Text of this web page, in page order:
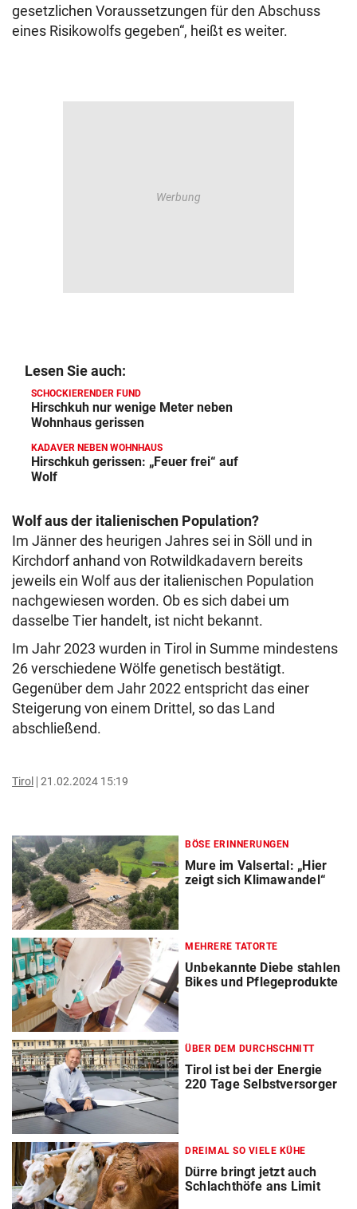
gesetzlichen Voraussetzungen für den Abschuss
eines Risikowolfs gegeben“, heißt es weiter.
Lesen Sie auch:
SCHOCKIERENDER FUND
Hirschkuh nur wenige Meter neben
Wohnhaus gerissen
KADAVER NEBEN WOHNHAUS
Hirschkuh gerissen: „Feuer frei“ auf
Wolf
Wolf aus der italienischen Population?
Im Jänner des heurigen Jahres sei in Söll und in
Kirchdorf anhand von Rotwildkadavern bereits
jeweils ein Wolf aus der italienischen Population
nachgewiesen worden. Ob es sich dabei um
dasselbe Tier handelt, ist nicht bekannt.
Im Jahr 2023 wurden in Tirol in Summe mindestens
26 verschiedene Wölfe genetisch bestätigt.
Gegenüber dem Jahr 2022 entspricht das einer
Steigerung von einem Drittel, so das Land
abschließend.
Tirol 21.02.2024 15:19
BÖSE ERINNERUNGEN
Mure im Valsertal: „Hier
zeigt sich Klimawandel“
MEHRERE TATORTE
Unbekannte Diebe stahlen
Bikes und Pflegeprodukte
ÜBER DEM DURCHSCHNITT
Tirol ist bei der Energie
220 Tage Selbstversorger
DREIMAL SO VIELE KÜHE
Dürre bringt jetzt auch
Schlachthöfe ans Limit